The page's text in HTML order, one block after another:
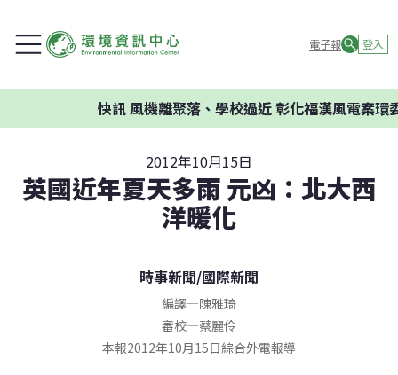
電子報 登入
快訊風機離聚落、學校過近 彰化福漢風電案環委
2012年10月15日
英國近年夏天多雨 元凶：北大西
洋暖化
時事新聞/國際新聞
編譯—陳雅琦
審校—蔡麗伶
本報2012年10月15日綜合外電報導